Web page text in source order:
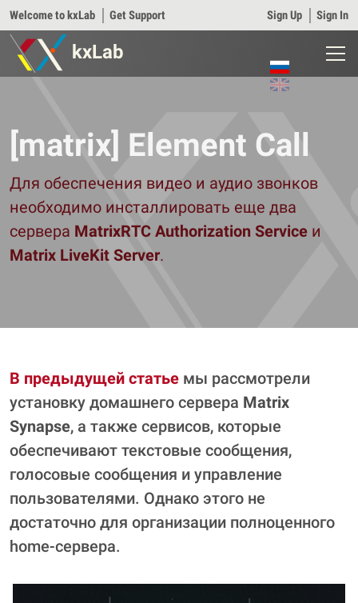
Welcome to kxLab Get Support Sign Up Sign In
kxLab
[matrix] Element Call
Для обеспечения видео и аудио звонков
необходимо инсталлировать еще два
сервера MatrixRTC Authorization Service и
Matrix LiveKit Server.
В предыдущей статье мы рассмотрели
установку домашнего сервера Matrix
Synapse, а также сервисов, которые
обеспечивают текстовые сообщения,
голосовые сообщения и управление
пользователями. Однако этого не
достаточно для организации полноценного
home‑сервера.